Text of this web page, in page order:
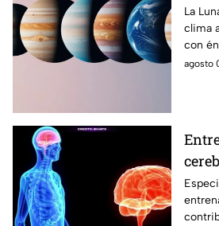
y
La
clima
con
agosto
qué